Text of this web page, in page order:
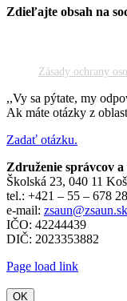
Zdieľajte obsah na
Zásady ochrany
,,Vy sa pýtate, my
Ak máte otázky z
Zadať otázku.
Združenie správcov
Školská 23, 040 11
tel.: +421 – 55 – 678
e-mail: zsaun@zsaun.sk
IČO: 42244439
DIČ: 2023353882
Page load link
OK